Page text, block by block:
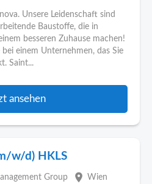
Unsere Leidenschaft sind
Baustoffe, die in
besseren Zuhause machen!
einem Unternehmen, das Sie
Saint...
ansehen
w/d) HKLS
Group place Wien